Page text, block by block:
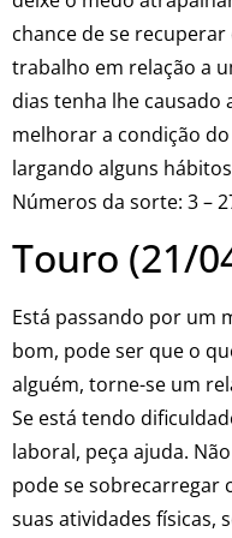
chance de se
trabalho em relação a
dias tenha lhe causado
melhorar a condição
largando alguns
Números da sorte: 3 –
Touro (21/
Está passando por um
bom, pode ser que o
alguém, torne-se um
Se está tendo
laboral, peça ajuda.
pode se sobrecarregar
suas atividades físicas,